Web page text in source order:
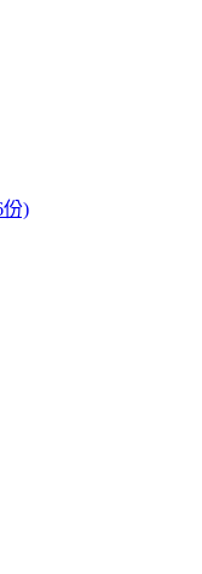
份)